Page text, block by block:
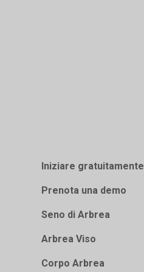
Iniziare gratuitamente
Prenota una demo
Seno di Arbrea
Arbrea Viso
Corpo Arbrea